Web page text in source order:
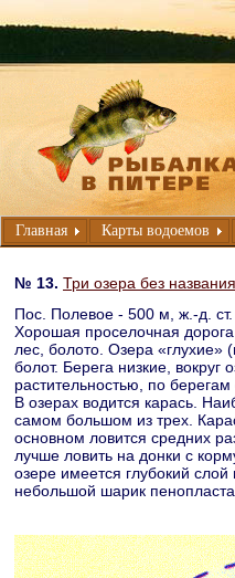
Главная Карты водоемов
№ 13. Три озера без
Пос. Полевое - 500 м, ж.-д.
Хорошая проселочная
лес, болото. Озера «глухие»
болот. Берега низкие,
растительностью, по берегам
В озерах водится карась.
самом большом из трех.
основном ловится средних
лучше ловить на донки с
озере имеется глубокий
небольшой шарик